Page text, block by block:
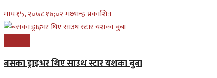
माघ १५, २०७८ १४;०२ मध्यान्ह प्रकाशित
बसका ड्राइभर थिए साउथ स्टार यशका बुबा